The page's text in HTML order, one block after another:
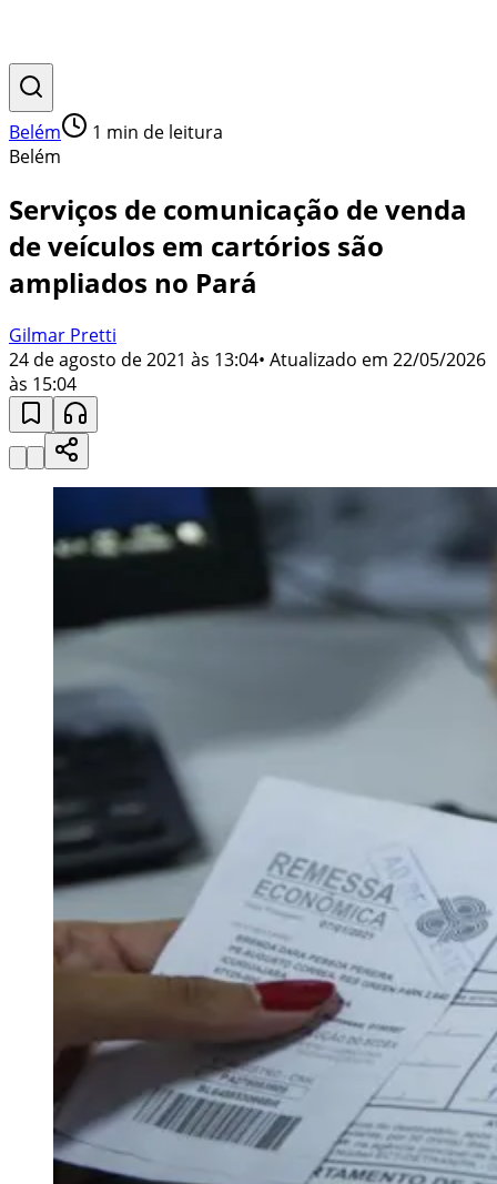
Belém 1 min de leitura
Belém
Serviços de comunicação de venda
de veículos em cartórios são
ampliados no Pará
Gilmar Pretti
24 de agosto de 2021 às 13:04• Atualizado em 22/05/2026
às 15:04